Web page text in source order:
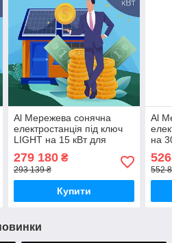
Al Мережева сонячна
електростанція під ключ
LIGHT на 15 кВт для
СЕС комплект
279 180₴
293 139 ₴
Купити
Al
на
СЕС
552